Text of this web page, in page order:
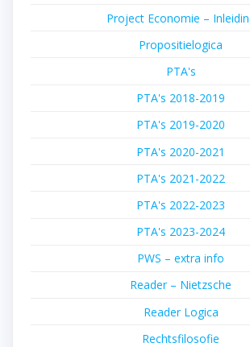
Project Economie –
Propositielogica
PTA's
PTA's 2018-2019
PTA's 2019-2020
PTA's 2020-2021
PTA's 2021-2022
PTA's 2022-2023
PTA's 2023-2024
PWS – extra info
Reader – Nietzsche
Reader Logica
Rechtsfilosofie